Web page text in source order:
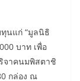
นแก่ “มูลนิธิ
บาท เพื่อ
จาคนมพิสตาชิ
กล่อง ณ